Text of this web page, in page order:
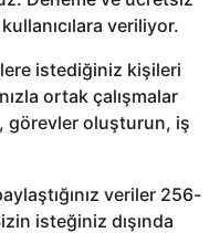
kullanıcılara veriliyor.
istediğiniz kişileri
ortak çalışmalar
görevler oluşturun, iş
veriler 256-
isteğiniz dışında